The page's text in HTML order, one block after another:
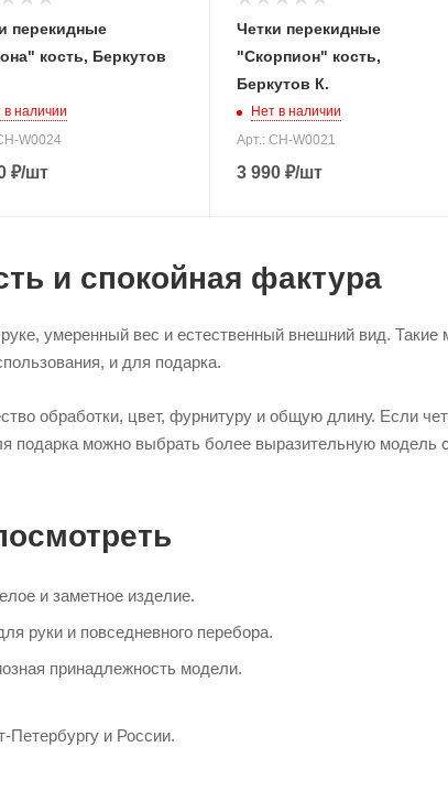
перекидные
кость, Беркутов
в наличии
W0024
₽/шт
Четки перекидные
"Скорпион" кость,
Беркутов К.
Нет в наличии
Арт.: CH-W0021
3 990₽/шт
и спокойная фактура
умеренный вес и естественный внешний вид.
и для подарка.
обработки, цвет, фурнитуру и общую длину. Если
подарка можно выбрать более выразительную модель
и заметное изделие.
руки и повседневного перебора.
принадлежность модели.
Петербургу и России.